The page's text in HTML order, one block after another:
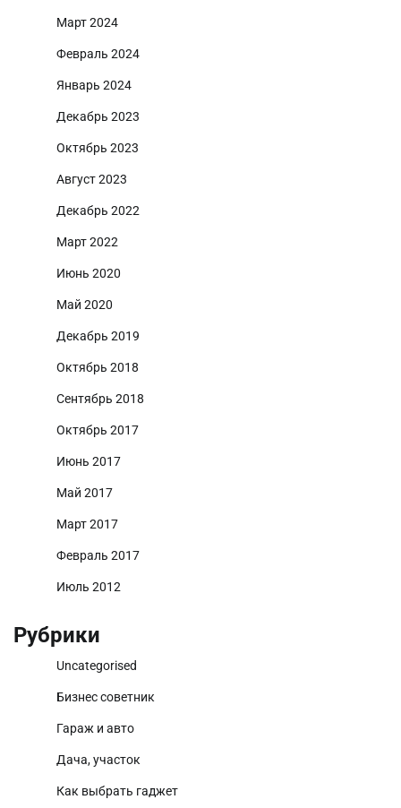
Март 2024
Февраль 2024
Январь 2024
Декабрь 2023
Октябрь 2023
Август 2023
Декабрь 2022
Март 2022
Июнь 2020
Май 2020
Декабрь 2019
Октябрь 2018
Сентябрь 2018
Октябрь 2017
Июнь 2017
Май 2017
Март 2017
Февраль 2017
Июль 2012
Рубрики
Uncategorised
Бизнес советник
Гараж и авто
Дача, участок
Как выбрать гаджет